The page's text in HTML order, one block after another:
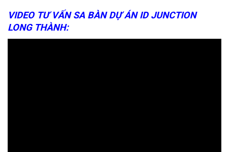
VIDEO TƯ VẤN SA BÀN DỰ ÁN ID JUNCTION
LONG THÀNH: